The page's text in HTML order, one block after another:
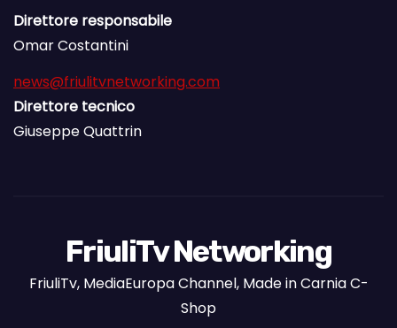
Direttore responsabile
Omar Costantini
news@friulitvnetworking.com
Direttore tecnico
Giuseppe Quattrin
FriuliTv Networking
FriuliTv, MediaEuropa Channel, Made in Carnia C-
Shop